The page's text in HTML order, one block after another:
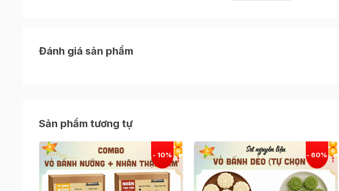
tối đa chi phí so với mua lẻ.
Đánh giá sản phẩm
Sản phẩm tương tự